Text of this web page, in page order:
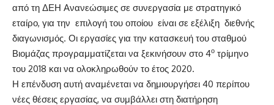
από τη ΔΕΗ Ανανεώσιμες σε συνεργασία με στρατηγικό
εταίρο, για την επιλογή του οποίου είναι σε εξέλιξη διεθνής
διαγωνισμός. Οι εργασίες για την κατασκευή του σταθμού
Βιομάζας προγραμματίζεται να ξεκινήσουν στο 4ο τρίμηνο
του 2018 και να ολοκληρωθούν το έτος 2020.
Η επένδυση αυτή αναμένεται να δημιουργήσει 40 περίπου
νέες θέσεις εργασίας, να συμβάλλει στη διατήρηση